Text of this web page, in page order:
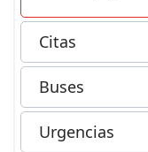
Citas
Buses
Urgencias